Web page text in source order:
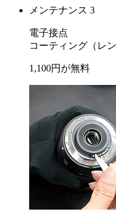
メンテナンス 3
電子接点
コーティング （レ
1,100円が無料